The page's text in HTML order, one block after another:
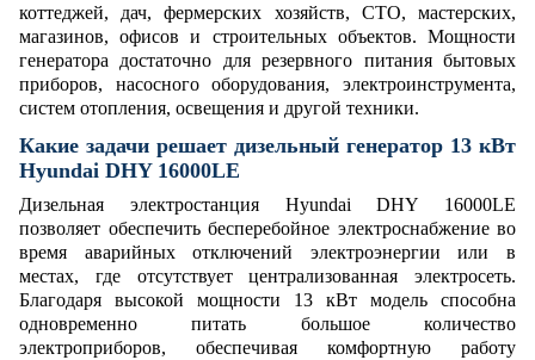
коттеджей, дач, фермерских хозяйств, СТО, мастерских,
магазинов, офисов и строительных объектов. Мощности
генератора достаточно для резервного питания бытовых
приборов, насосного оборудования, электроинструмента,
систем отопления, освещения и другой техники.
Какие задачи решает дизельный генератор 13 кВт
Hyundai DHY 16000LE
Дизельная электростанция Hyundai DHY 16000LE
позволяет обеспечить бесперебойное электроснабжение во
время аварийных отключений электроэнергии или в
местах, где отсутствует централизованная электросеть.
Благодаря высокой мощности 13 кВт модель способна
одновременно питать большое количество
электроприборов, обеспечивая комфортную работу